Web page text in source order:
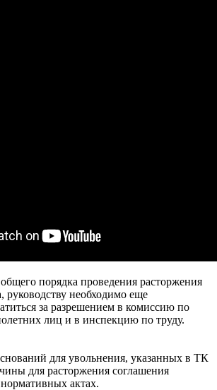
порядка проведения расторжения
руководству необходимо еще
за разрешением в комиссию по
лиц и в инспекцию по труду.
для увольнения, указанных в ТК
для расторжения соглашения
актах.